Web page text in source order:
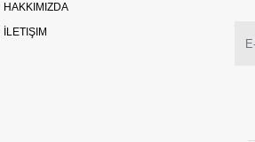
HAKKIMIZDA
İLETIŞIM